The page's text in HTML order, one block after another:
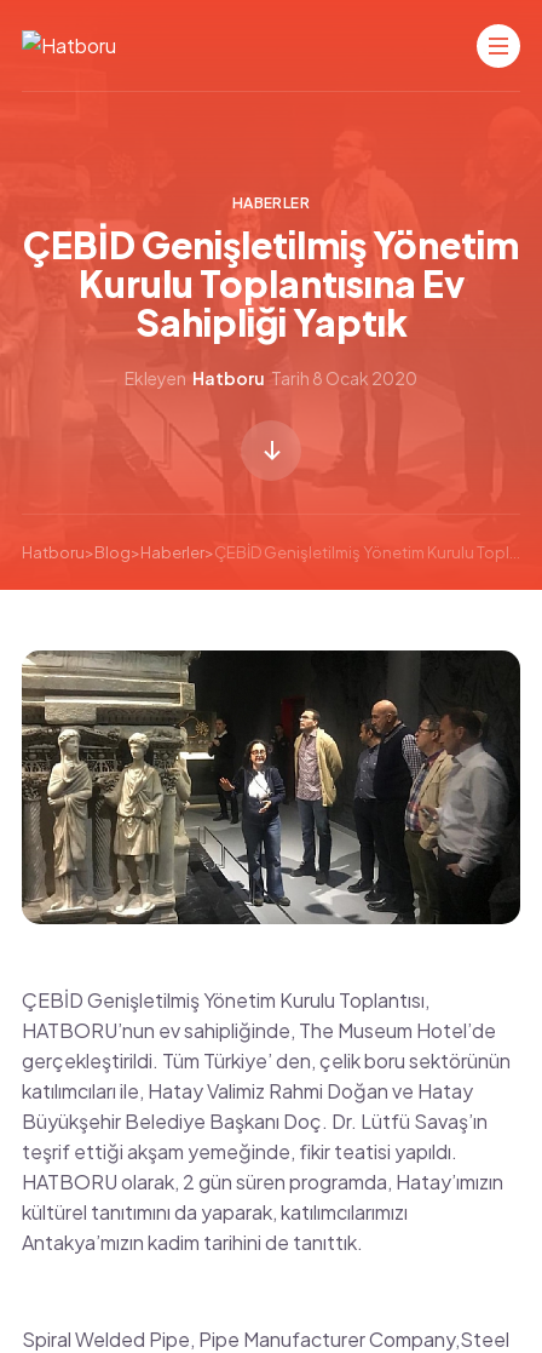
HABERLER
ÇEBİD Genişletilmiş Yönetim
Kurulu Toplantısına Ev
Sahipliği Yaptık
Ekleyen Hatboru Tarih 8 Ocak 2020
Hatboru>Blog>Haberler>
ÇEBİD Genişletilmiş Yönetim Kurulu Toplantısı,
HATBORU’nun ev sahipliğinde, The Museum Hotel’de
gerçekleştirildi. Tüm Türkiye’ den, çelik boru sektörünün
katılımcıları ile, Hatay Valimiz Rahmi Doğan ve Hatay
Büyükşehir Belediye Başkanı Doç. Dr. Lütfü Savaş’ın
teşrif ettiği akşam yemeğinde, fikir teatisi yapıldı.
HATBORU olarak, 2 gün süren programda, Hatay’ımızın
kültürel tanıtımını da yaparak, katılımcılarımızı
Antakya’mızın kadim tarihini de tanıttık.
Spiral Welded Pipe, Pipe Manufacturer Company,Steel